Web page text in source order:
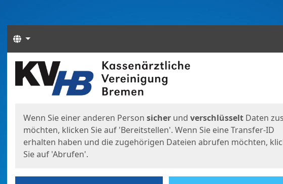
Sprachen
Start
Wenn Sie einer anderen Person sicher und verschlüsselt Daten
möchten, klicken Sie auf 'Bereitstellen'. Wenn Sie eine Transfer-ID
erhalten haben und die zugehörigen Dateien abrufen möchten,
Sie auf 'Abrufen'.